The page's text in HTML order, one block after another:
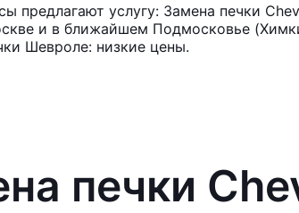
предлагают услугу: Замена печки
и в ближайшем Подмосковье
Шевроле: низкие цены.
печки